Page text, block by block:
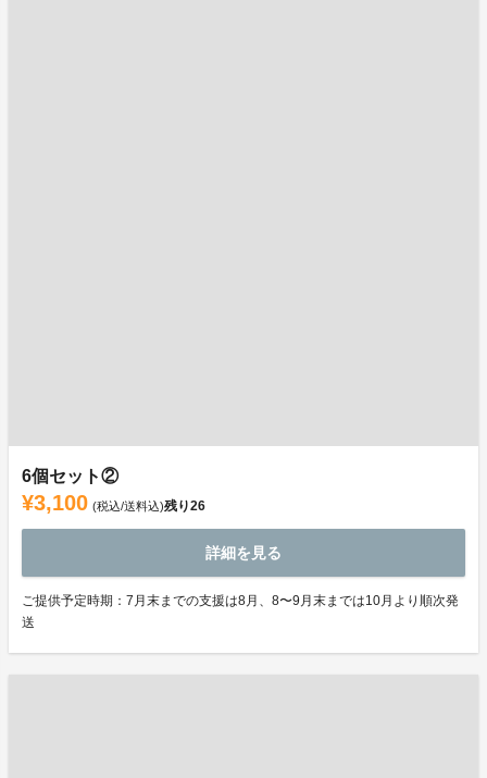
6個セット②
¥3,100 (税込/送料込)残り26
詳細を見る
ご提供予定時期：7月末までの支援は8月、8〜9月末までは10月より順次発
送